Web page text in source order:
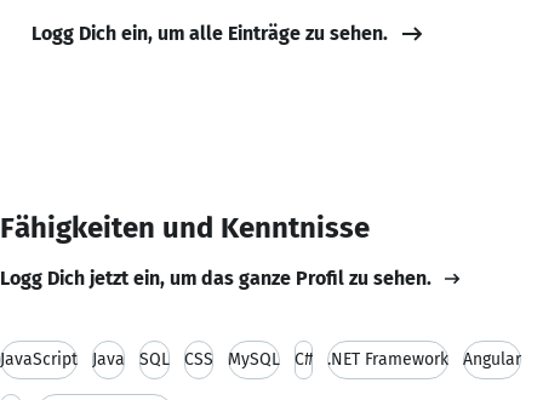
Logg Dich ein, um alle Einträge zu sehen.
Fähigkeiten und Kenntnisse
Logg Dich jetzt ein, um das ganze Profil zu sehen.
JavaScript Java SQL CSS MySQL C# .NET Framework Angular